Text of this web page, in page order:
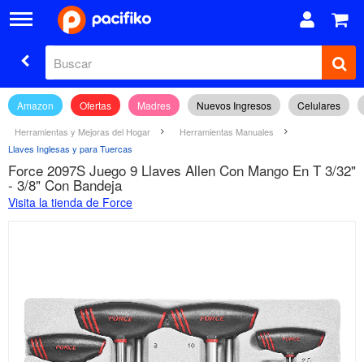
Amazon Ofertas Madres Nuevos Ingresos Celulares
Herramientas y Mejoras del Hogar
Herramientas Manuales
Llaves Inglesas y para Tuercas
Force 2097S Juego 9 Llaves Allen Con Mango En T 3/32"
- 3/8" Con Bandeja
Visita la tienda de Force